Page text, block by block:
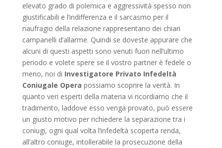
elevato grado di polemica e aggressività spesso non
giustificabili e l’indifferenza e il sarcasmo per il
naufragio della relazione rappresentano dei chiari
campanelli d’allarme. Quindi se doveste appurare che
alcuni di questi aspetti sono venuti fuori nell’ultimo
periodo e volete spere se il vostro partner è fedele o
meno, noi di Investigatore Privato Infedeltà
Coniugale Opera possiamo scoprire la verità. In
quanto veri esperti della materia vi ricordiamo che il
tradimento, laddove esso venga provato, può essere
un giusto motivo per richiedere la separazione tra i
coniugi, ogni qual volta l’infedeltà scoperta renda,
all’altro coniuge, intollerabile la prosecuzione della